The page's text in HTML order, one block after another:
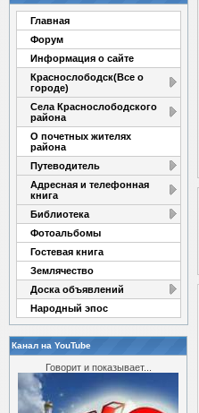
Главная
Форум
Информация о сайте
Краснослободск(Все о
городе)
Села Краснослободского
района
О почетных жителях
района
Путеводитель
Адресная и телефонная
книга
Библиотека
Фотоальбомы
Гостевая книга
Землячество
Доска объявлений
Народный эпос
Канал на YouTube
Говорит и показывает...